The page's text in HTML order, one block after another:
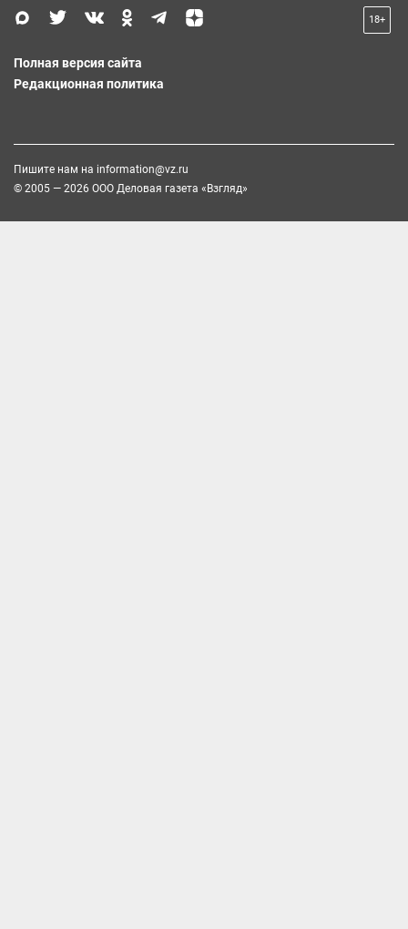
18+
Полная версия сайта
Редакционная политика
Пишите нам на information@vz.ru
© 2005 — 2026 ООО Деловая газета «Взгляд»